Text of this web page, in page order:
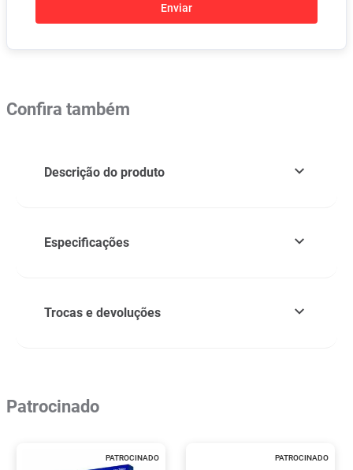
Enviar
Confira também
Descrição do produto
Especificações
Trocas e devoluções
Patrocinado
PATROCINADO PATROCINADO